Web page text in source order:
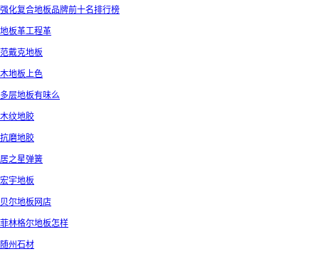
强化复合地板品牌前十名排行榜
地板革工程革
范戴克地板
木地板上色
多层地板有味么
木纹地胶
抗磨地胶
居之星弹簧
宏宇地板
贝尔地板网店
菲林格尔地板怎样
随州石材